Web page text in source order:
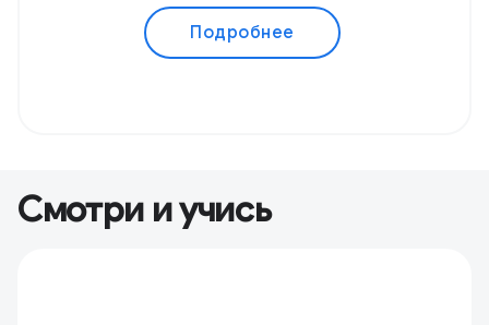
Подробнее
Смотри и учись